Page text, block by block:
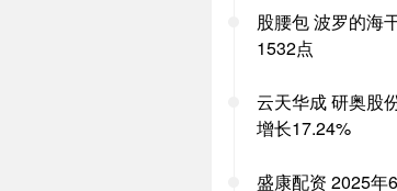
股腰包 波罗的海
1532点
云天华成 研奥股
增长17.24%
盛康配资 2025年